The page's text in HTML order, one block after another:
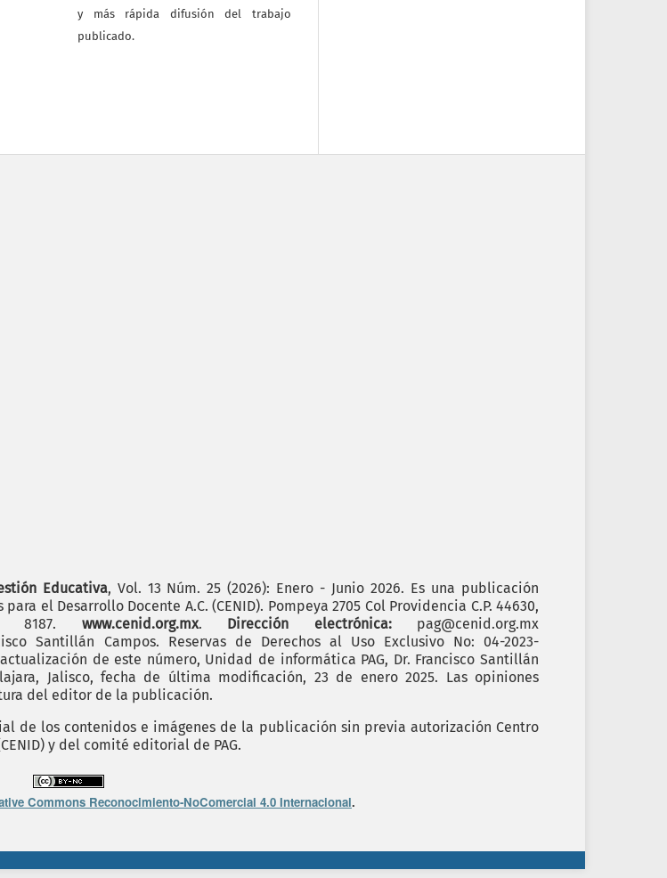
y más rápida difusión del trabajo
publicado.
Educativa, Vol. 13 Núm. 25 (2026): Enero - Junio 2026. Es una publicación
el Desarrollo Docente A.C. (CENID). Pompeya 2705 Col Providencia C.P. 44630,
8187. www.cenid.org.mx. Dirección electrónica: pag@cenid.org.mx
Santillán Campos. Reservas de Derechos al Uso Exclusivo No: 04-2023-
de este número, Unidad de informática PAG, Dr. Francisco Santillán
Jalisco, fecha de última modificación, 23 de enero 2025. Las opiniones
del editor de la publicación.
de los contenidos e imágenes de la publicación sin previa autorización Centro
y del comité editorial de PAG.
Commons Reconocimiento-NoComercial 4.0 Internacional.